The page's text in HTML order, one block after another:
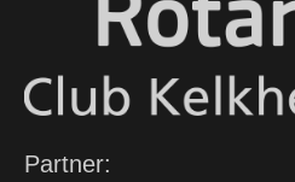
Partner: